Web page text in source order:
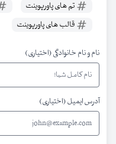
تم های پاورپوینت
قالب های پاورپوینت
نام و نام خانوادگی (اختیاری)
آدرس ایمیل (اختیاری)